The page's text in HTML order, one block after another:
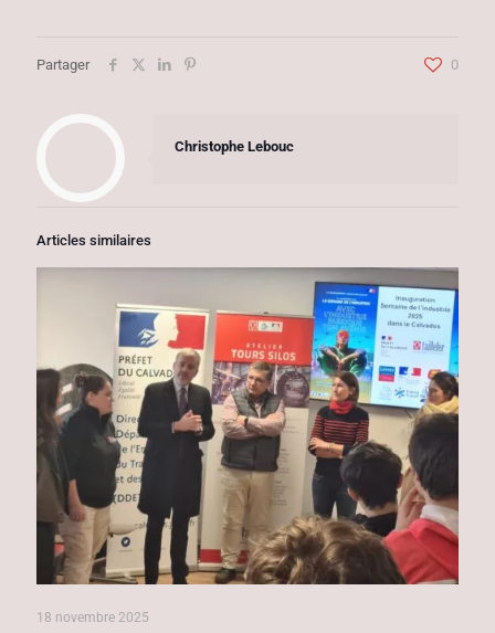
Partager 0
Christophe Lebouc
Articles similaires
18 novembre 2025